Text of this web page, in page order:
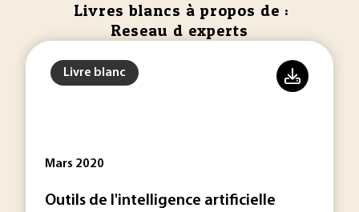
Livres blancs à propos de :
Reseau d experts
Livre blanc
Mars 2020
Outils de l'intelligence artificielle